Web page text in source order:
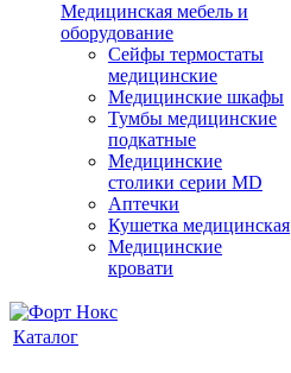
Медицинская мебель и
оборудование
Сейфы термостаты
медицинские
Медицинские шкафы
Тумбы медицинские
подкатные
Медицинские
столики серии MD
Аптечки
Кушетка медицинская
Медицинские
кровати
Каталог